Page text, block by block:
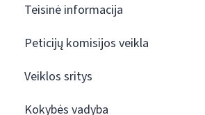
Teisinė informacija
Peticijų komisijos veikla
Veiklos sritys
Kokybės vadyba